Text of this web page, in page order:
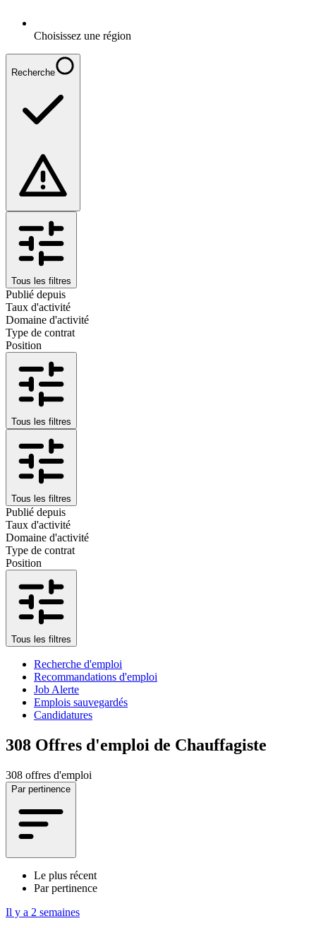
Choisissez une région
Recherche
Tous les filtres
Publié depuis
Taux d'activité
Domaine d'activité
Type de contrat
Position
Tous les filtres
Tous les filtres
Publié depuis
Taux d'activité
Domaine d'activité
Type de contrat
Position
Tous les filtres
Recherche d'emploi
Recommandations d'emploi
Job Alerte
Emplois sauvegardés
Candidatures
308 Offres d'emploi de Chauffagiste
308 offres d'emploi
Par pertinence
Le plus récent
Par pertinence
Il y a 2 semaines